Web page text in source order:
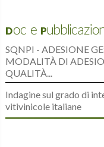
Doc e
SQNPI - ADESIONE
MODALITÀ DI
QUALITÀ...
Indagine sul grado di
vitivinicole italiane